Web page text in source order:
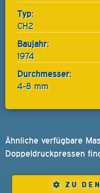
Typ:
CH2
Baujahr:
1974
Durchmesser:
4-8 mm
Ähnliche verfügbare
Doppeldruckpressen
ZU